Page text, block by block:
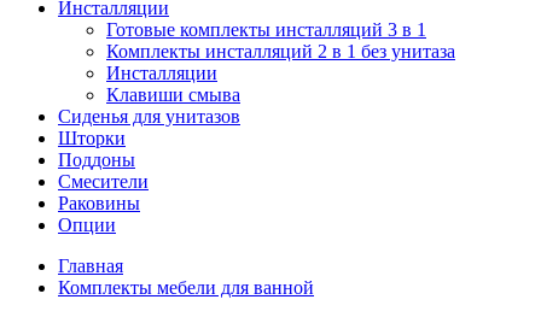
Инсталляции
Готовые комплекты инсталляций 3 в 1
Комплекты инсталляций 2 в 1 без унитаза
Инсталляции
Клавиши смыва
Сиденья для унитазов
Шторки
Поддоны
Смесители
Раковины
Опции
Главная
Комплекты мебели для ванной